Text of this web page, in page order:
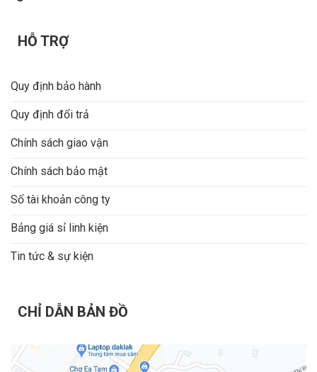
HỖ TRỢ
Quy định bảo hành
Quy định đổi trả
Chính sách giao vận
Chính sách bảo mật
Số tài khoản công ty
Bảng giá sỉ linh kiện
Tin tức & sự kiện
CHỈ DẪN BẢN ĐỒ